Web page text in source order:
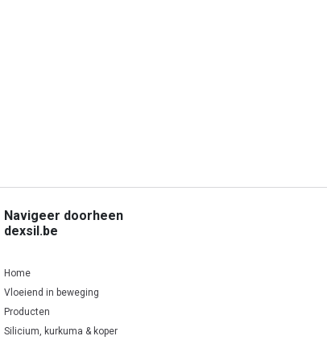
Navigeer doorheen
dexsil.be
Home
Vloeiend in beweging
Producten
Silicium, kurkuma & koper